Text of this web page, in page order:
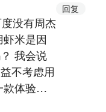
回复
没有周杰
米是因
我会说
不考虑用
款体验好
已，很难